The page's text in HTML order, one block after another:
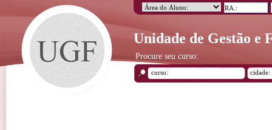
Unidade de Gestão e
Procure seu curso: